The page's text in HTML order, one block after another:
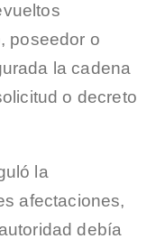
poseedor o
la cadena
o decreto
la
afectaciones,
debía